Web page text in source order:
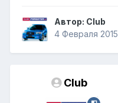
Автор: Club
4 Февраля 2015
Club